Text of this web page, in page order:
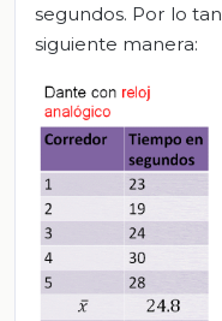
segundos. Por lo
siguiente manera: